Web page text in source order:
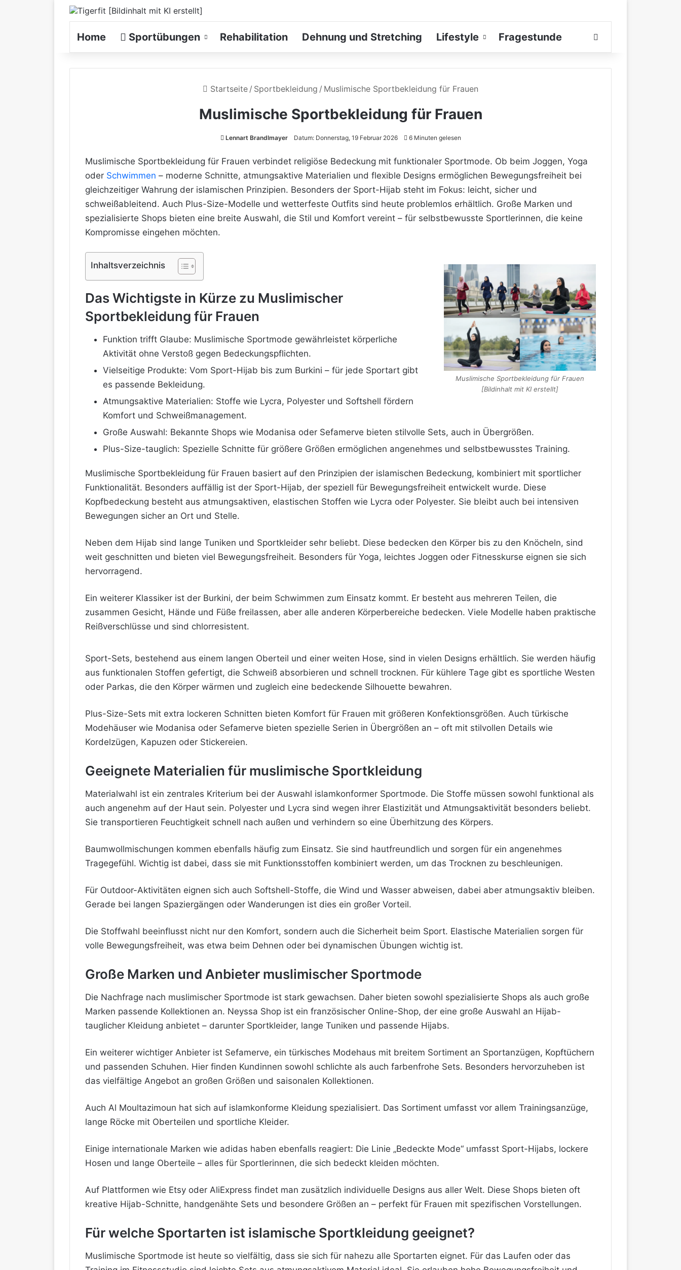
Home Sportübungen Rehabilitation Dehnung und Stretching Lifestyle Fragestunde
Startseite / Sportbekleidung / Muslimische Sportbekleidung für Frauen
Muslimische Sportbekleidung für Frauen
Lennart Brandlmayer Datum: Donnerstag, 19 Februar 2026 6 Minuten gelesen
Muslimische Sportbekleidung für Frauen verbindet religiöse Bedeckung mit funktionaler Sportmode. Ob beim Joggen, Yoga
oder Schwimmen – moderne Schnitte, atmungsaktive Materialien und flexible Designs ermöglichen Bewegungsfreiheit bei
gleichzeitiger Wahrung der islamischen Prinzipien. Besonders der Sport-Hijab steht im Fokus: leicht, sicher und
schweißableitend. Auch Plus-Size-Modelle und wetterfeste Outfits sind heute problemlos erhältlich. Große Marken und
spezialisierte Shops bieten eine breite Auswahl, die Stil und Komfort vereint – für selbstbewusste Sportlerinnen, die keine
Kompromisse eingehen möchten.
Muslimische Sportbekleidung für Frauen
[Bildinhalt mit KI erstellt]
Inhaltsverzeichnis
Das Wichtigste in Kürze zu Muslimischer
Sportbekleidung für Frauen
Funktion trifft Glaube: Muslimische Sportmode gewährleistet körperliche
Aktivität ohne Verstoß gegen Bedeckungspflichten.
Vielseitige Produkte: Vom Sport-Hijab bis zum Burkini – für jede Sportart gibt
es passende Bekleidung.
Atmungsaktive Materialien: Stoffe wie Lycra, Polyester und Softshell fördern
Komfort und Schweißmanagement.
Große Auswahl: Bekannte Shops wie Modanisa oder Sefamerve bieten stilvolle Sets, auch in Übergrößen.
Plus-Size-tauglich: Spezielle Schnitte für größere Größen ermöglichen angenehmes und selbstbewusstes Training.
Muslimische Sportbekleidung für Frauen basiert auf den Prinzipien der islamischen Bedeckung, kombiniert mit sportlicher
Funktionalität. Besonders auffällig ist der Sport-Hijab, der speziell für Bewegungsfreiheit entwickelt wurde. Diese
Kopfbedeckung besteht aus atmungsaktiven, elastischen Stoffen wie Lycra oder Polyester. Sie bleibt auch bei intensiven
Bewegungen sicher an Ort und Stelle.
Neben dem Hijab sind lange Tuniken und Sportkleider sehr beliebt. Diese bedecken den Körper bis zu den Knöcheln, sind
weit geschnitten und bieten viel Bewegungsfreiheit. Besonders für Yoga, leichtes Joggen oder Fitnesskurse eignen sie sich
hervorragend.
Ein weiterer Klassiker ist der Burkini, der beim Schwimmen zum Einsatz kommt. Er besteht aus mehreren Teilen, die
zusammen Gesicht, Hände und Füße freilassen, aber alle anderen Körperbereiche bedecken. Viele Modelle haben praktische
Reißverschlüsse und sind chlorresistent.
Sport-Sets, bestehend aus einem langen Oberteil und einer weiten Hose, sind in vielen Designs erhältlich. Sie werden häufig
aus funktionalen Stoffen gefertigt, die Schweiß absorbieren und schnell trocknen. Für kühlere Tage gibt es sportliche Westen
oder Parkas, die den Körper wärmen und zugleich eine bedeckende Silhouette bewahren.
Plus-Size-Sets mit extra lockeren Schnitten bieten Komfort für Frauen mit größeren Konfektionsgrößen. Auch türkische
Modehäuser wie Modanisa oder Sefamerve bieten spezielle Serien in Übergrößen an – oft mit stilvollen Details wie
Kordelzügen, Kapuzen oder Stickereien.
Geeignete Materialien für muslimische Sportkleidung
Materialwahl ist ein zentrales Kriterium bei der Auswahl islamkonformer Sportmode. Die Stoffe müssen sowohl funktional als
auch angenehm auf der Haut sein. Polyester und Lycra sind wegen ihrer Elastizität und Atmungsaktivität besonders beliebt.
Sie transportieren Feuchtigkeit schnell nach außen und verhindern so eine Überhitzung des Körpers.
Baumwollmischungen kommen ebenfalls häufig zum Einsatz. Sie sind hautfreundlich und sorgen für ein angenehmes
Tragegefühl. Wichtig ist dabei, dass sie mit Funktionsstoffen kombiniert werden, um das Trocknen zu beschleunigen.
Für Outdoor-Aktivitäten eignen sich auch Softshell-Stoffe, die Wind und Wasser abweisen, dabei aber atmungsaktiv bleiben.
Gerade bei langen Spaziergängen oder Wanderungen ist dies ein großer Vorteil.
Die Stoffwahl beeinflusst nicht nur den Komfort, sondern auch die Sicherheit beim Sport. Elastische Materialien sorgen für
volle Bewegungsfreiheit, was etwa beim Dehnen oder bei dynamischen Übungen wichtig ist.
Große Marken und Anbieter muslimischer Sportmode
Die Nachfrage nach muslimischer Sportmode ist stark gewachsen. Daher bieten sowohl spezialisierte Shops als auch große
Marken passende Kollektionen an. Neyssa Shop ist ein französischer Online-Shop, der eine große Auswahl an Hijab-
tauglicher Kleidung anbietet – darunter Sportkleider, lange Tuniken und passende Hijabs.
Ein weiterer wichtiger Anbieter ist Sefamerve, ein türkisches Modehaus mit breitem Sortiment an Sportanzügen, Kopftüchern
und passenden Schuhen. Hier finden Kundinnen sowohl schlichte als auch farbenfrohe Sets. Besonders hervorzuheben ist
das vielfältige Angebot an großen Größen und saisonalen Kollektionen.
Auch Al Moultazimoun hat sich auf islamkonforme Kleidung spezialisiert. Das Sortiment umfasst vor allem Trainingsanzüge,
lange Röcke mit Oberteilen und sportliche Kleider.
Einige internationale Marken wie adidas haben ebenfalls reagiert: Die Linie „Bedeckte Mode“ umfasst Sport-Hijabs, lockere
Hosen und lange Oberteile – alles für Sportlerinnen, die sich bedeckt kleiden möchten.
Auf Plattformen wie Etsy oder AliExpress findet man zusätzlich individuelle Designs aus aller Welt. Diese Shops bieten oft
kreative Hijab-Schnitte, handgenähte Sets und besondere Größen an – perfekt für Frauen mit spezifischen Vorstellungen.
Für welche Sportarten ist islamische Sportkleidung geeignet?
Muslimische Sportmode ist heute so vielfältig, dass sie sich für nahezu alle Sportarten eignet. Für das Laufen oder das